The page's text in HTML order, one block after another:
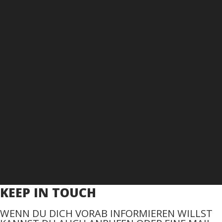
KEEP IN TOUCH
WENN DU DICH VORAB INFORMIEREN WILLST